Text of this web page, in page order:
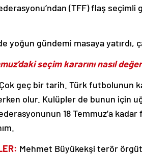
(TFF) flaş seçimli
yoğun gündemi masaya yatırdı,
seçim kararını nasıl
Çok geç bir tarih. Türk futbolunun
olur. Kulüpler de bunun için
18 Temmuz’a
Mehmet Büyükekşi terör